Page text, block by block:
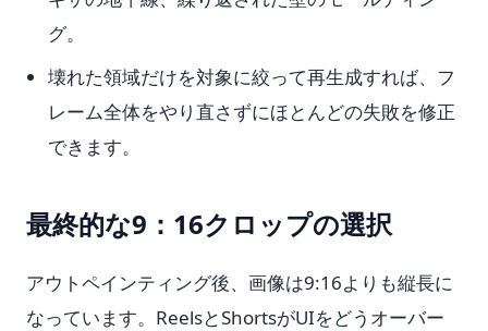
グ。
壊れた領域だけを対象に絞って再生成すれば、フ
レーム全体をやり直さずにほとんどの失敗を修正
できます。
最終的な9：16クロップの選択
アウトペインティング後、画像は9:16よりも縦長に
なっています。ReelsとShortsがUIをどうオーバー